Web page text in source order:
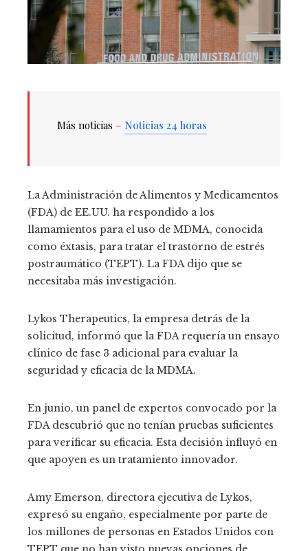
Más noticias – Noticias 24 horas
La Administración de Alimentos y Medicamentos
(FDA) de EE.UU. ha respondido a los
llamamientos para el uso de MDMA, conocida
como éxtasis, para tratar el trastorno de estrés
postraumático (TEPT). La FDA dijo que se
necesitaba más investigación.
Lykos Therapeutics, la empresa detrás de la
solicitud, informó que la FDA requería un ensayo
clínico de fase 3 adicional para evaluar la
seguridad y eficacia de la MDMA.
En junio, un panel de expertos convocado por la
FDA descubrió que no tenían pruebas suficientes
para verificar su eficacia. Esta decisión influyó en
que apoyen es un tratamiento innovador.
Amy Emerson, directora ejecutiva de Lykos,
expresó su engaño, especialmente por parte de
los millones de personas en Estados Unidos con